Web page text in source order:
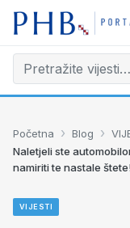
Početna › Blog ›
Naletjeli ste
namiriti te nastale
VIJESTI